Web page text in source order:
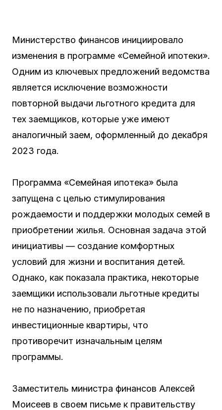
Министерство финансов инициировало
изменения в программе «Семейной ипотеки».
Одним из ключевых предложений ведомства
является исключение возможности
повторной выдачи льготного кредита для
тех заемщиков, которые уже имеют
аналогичный заем, оформленный до декабря
2023 года.
Программа «Семейная ипотека» была
запущена с целью стимулирования
рождаемости и поддержки молодых семей в
приобретении жилья. Основная задача этой
инициативы — создание комфортных
условий для жизни и воспитания детей.
Однако, как показала практика, некоторые
заемщики использовали льготные кредиты
не по назначению, приобретая
инвестиционные квартиры, что
противоречит изначальным целям
программы.
Заместитель министра финансов Алексей
Моисеев в своем письме к правительству